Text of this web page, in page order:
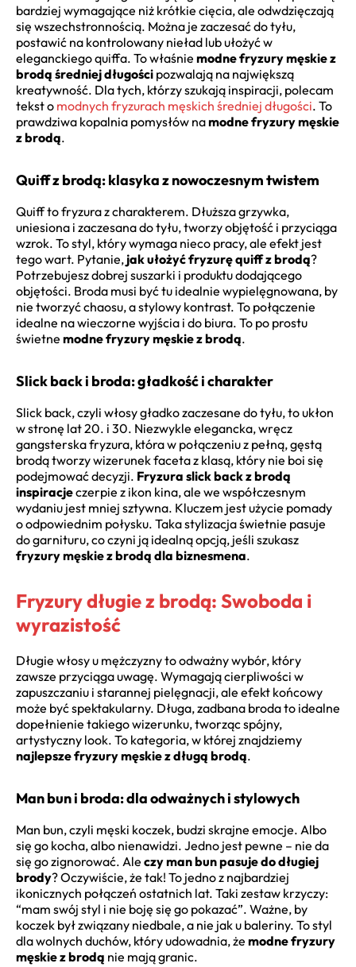
bardziej wymagające niż krótkie cięcia, ale odwdzięczają
się wszechstronnością. Można je zaczesać do tyłu,
postawić na kontrolowany nieład lub ułożyć w
eleganckiego quiffa. To właśnie modne fryzury męskie z
brodą średniej długości pozwalają na największą
kreatywność. Dla tych, którzy szukają inspiracji, polecam
tekst o modnych fryzurach męskich średniej długości. To
prawdziwa kopalnia pomysłów namodne fryzury męskie
z brodą.
Quiff z brodą: klasyka z nowoczesnym twistem
Quiff to fryzura z charakterem. Dłuższa grzywka,
uniesiona i zaczesana do tyłu, tworzy objętość i przyciąga
wzrok. To styl, który wymaga nieco pracy, ale efekt jest
tego wart. Pytanie, jak ułożyć fryzurę quiff z brodą?
Potrzebujesz dobrej suszarki i produktu dodającego
objętości. Broda musi być tu idealnie wypielęgnowana, by
nie tworzyć chaosu, a stylowy kontrast. To połączenie
idealne na wieczorne wyjścia i do biura. To po prostu
świetne modne fryzury męskie z brodą.
Slick back i broda: gładkość i charakter
Slick back, czyli włosy gładko zaczesane do tyłu, to ukłon
w stronę lat 20. i 30. Niezwykle elegancka, wręcz
gangsterska fryzura, która w połączeniu z pełną, gęstą
brodą tworzy wizerunek faceta z klasą, który nie boi się
podejmować decyzji. Fryzura slick back z brodą
inspiracjeczerpie z ikon kina, ale we współczesnym
wydaniu jest mniej sztywna. Kluczem jest użycie pomady
o odpowiednim połysku. Taka stylizacja świetnie pasuje
do garnituru, co czyni ją idealną opcją, jeśli szukasz
fryzury męskie z brodą dla biznesmena.
Fryzury długie z brodą: Swoboda i
wyrazistość
Długie włosy u mężczyzny to odważny wybór, który
zawsze przyciąga uwagę. Wymagają cierpliwości w
zapuszczaniu i starannej pielęgnacji, ale efekt końcowy
może być spektakularny. Długa, zadbana broda to idealne
dopełnienie takiego wizerunku, tworząc spójny,
artystyczny look. To kategoria, w której znajdziemy
najlepsze fryzury męskie z długą brodą.
Man bun i broda: dla odważnych i stylowych
Man bun, czyli męski koczek, budzi skrajne emocje. Albo
się go kocha, albo nienawidzi. Jedno jest pewne – nie da
się go zignorować. Ale czy man bun pasuje do długiej
brody? Oczywiście, że tak! To jedno z najbardziej
ikonicznych połączeń ostatnich lat. Taki zestaw krzyczy:
“mam swój styl i nie boję się go pokazać”. Ważne, by
koczek był związany niedbale, a nie jak u baleriny. To styl
dla wolnych duchów, który udowadnia, że modne fryzury
męskie z brodą nie mają granic.